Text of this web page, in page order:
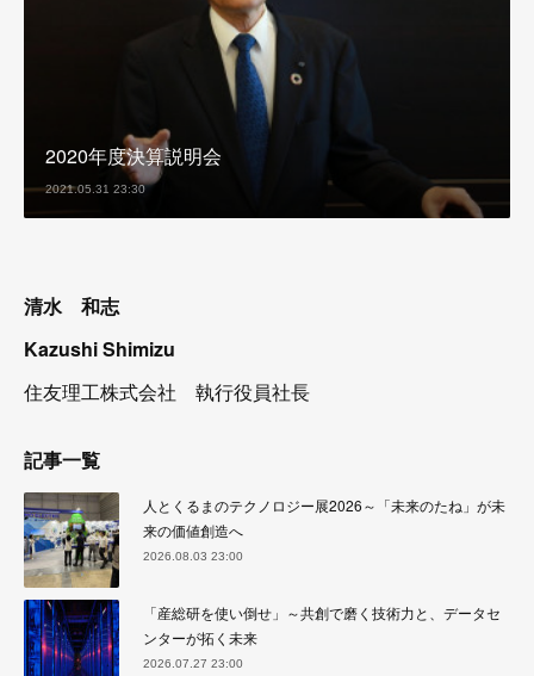
2020年度決算説明会
2021.05.31 23:30
清水 和志
Kazushi Shimizu
住友理工株式会社 執行役員社長
記事一覧
人とくるまのテクノロジー展2026～「未来のたね」が未
来の価値創造へ
2026.08.03 23:00
「産総研を使い倒せ」～共創で磨く技術力と、データセ
ンターが拓く未来
2026.07.27 23:00